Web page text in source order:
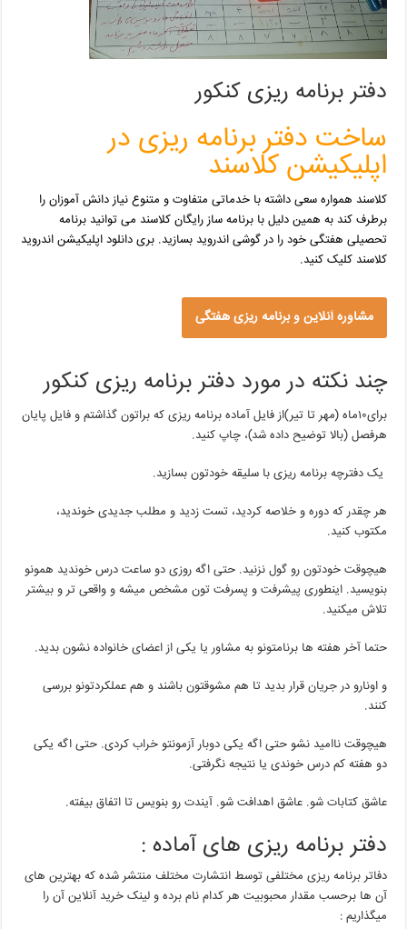
دفتر برنامه ریزی کنکور
ساخت دفتر برنامه ریزی در
اپلیکیشن کلاسند
کلاسند همواره سعی داشته با خدماتی متفاوت و متنوع نیاز دانش آموزان را
برطرف کند به همین دلیل با برنامه ساز رایگان کلاسند می توانید برنامه
تحصیلی هفتگی خود را در گوشی اندروید بسازید. بری دانلوداپلیکیشن اندروید
کلاسند کلیک کنید.
مشاوره آنلاین و برنامه ریزی هفتگی
چند نکته در مورد دفتر برنامه ریزی کنکور
برای۱۰ماه (مهر تا تیر)از فایل آماده برنامه ریزی که براتون گذاشتم و فایل پایان
هرفصل (بالا توضیح داده شد)، چاپ کنید.
یک دفترچه برنامه ریزی با سلیقه خودتون بسازید.
هر چقدر که دوره و خلاصه کردید، تست زدید و مطلب جدیدی خوندید،
مکتوب کنید.
هیچوقت خودتون رو گول نزنید. حتی اگه روزی دو ساعت درس خوندید همونو
بنویسید. اینطوری پیشرفت و پسرفت تون مشخص میشه و واقعی تر و بیشتر
تلاش میکنید.
حتما آخر هفته ها برنامتونو به مشاور یا یکی از اعضای خانواده نشون بدید.
و اونارو در جریان قرار بدید تا هم مشوقتون باشند و هم عملکردتونو بررسی
کنند.
هیچوقت ناامید نشو حتی اگه یکی دوبار آزمونتو خراب کردی. حتی اگه یکی
دو هفته کم درس خوندی یا نتیجه نگرفتی.
عاشق کتابات شو. عاشق اهدافت شو. آیندت رو بنویس تا اتفاق بیفته.
دفتر برنامه ریزی های آماده :
دفاتر برنامه ریزی مختلفی توسط انتشارت مختلف منتشر شده که بهترین های
آن ها برحسب مقدار محبوبیت هر کدام نام برده و لینک خرید آنلاین آن را
میگذاریم :